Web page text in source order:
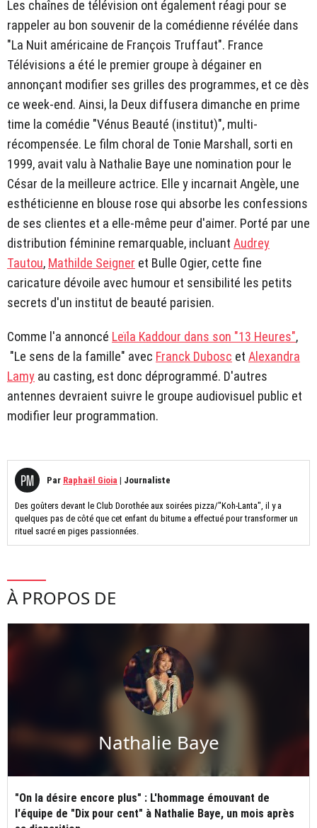
Les chaînes de télévision ont également réagi pour se
rappeler au bon souvenir de la comédienne révélée dans
"La Nuit américaine de François Truffaut". France
Télévisions a été le premier groupe à dégainer en
annonçant modifier ses grilles des programmes, et ce dès
ce week-end. Ainsi, la Deux diffusera dimanche en prime
time la comédie "Vénus Beauté (institut)", multi-
récompensée. Le film choral de Tonie Marshall, sorti en
1999, avait valu à Nathalie Baye une nomination pour le
César de la meilleure actrice. Elle y incarnait Angèle, une
esthéticienne en blouse rose qui absorbe les confessions
de ses clientes et a elle-même peur d'aimer. Porté par une
distribution féminine remarquable, incluant Audrey
Tautou, Mathilde Seigner et Bulle Ogier, cette fine
caricature dévoile avec humour et sensibilité les petits
secrets d'un institut de beauté parisien.
Comme l'a annoncé Leïla Kaddour dans son "13 Heures",
"Le sens de la famille" avec Franck Dubosc et Alexandra
Lamy au casting, est donc déprogrammé. D'autres
antennes devraient suivre le groupe audiovisuel public et
modifier leur programmation.
Par Raphaël Gioia | Journaliste
Des goûters devant le Club Dorothée aux soirées pizza/"Koh-Lanta", il y a
quelques pas de côté que cet enfant du bitume a effectué pour transformer un
rituel sacré en piges passionnées.
À PROPOS DE
Nathalie Baye
"On la désire encore plus" : L'hommage émouvant de
l'équipe de "Dix pour cent" à Nathalie Baye, un mois après